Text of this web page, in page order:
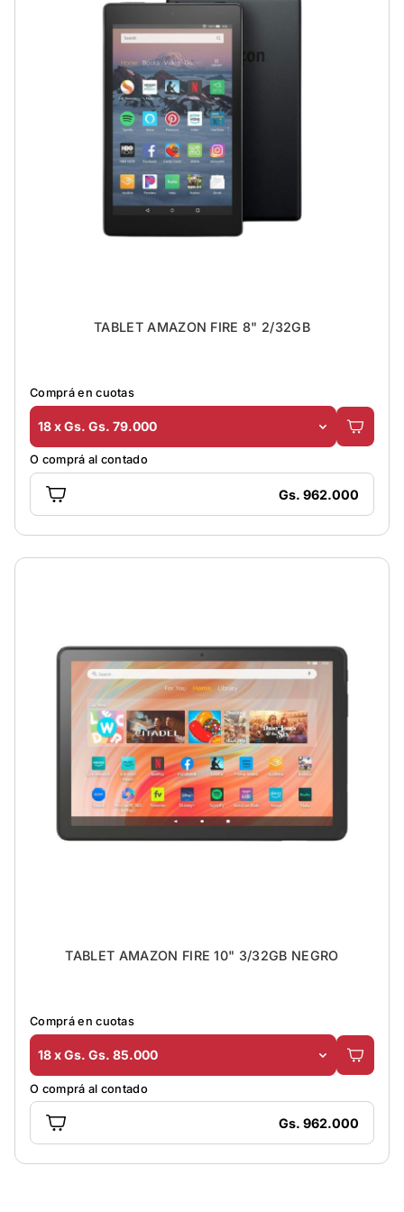
TABLET AMAZON FIRE 8" 2/32GB
Comprá en cuotas
18 x Gs. Gs. 79.000
O comprá al contado
Gs. 962.000
TABLET AMAZON FIRE 10" 3/32GB NEGRO
Comprá en cuotas
18 x Gs. Gs. 85.000
O comprá al contado
Gs. 962.000